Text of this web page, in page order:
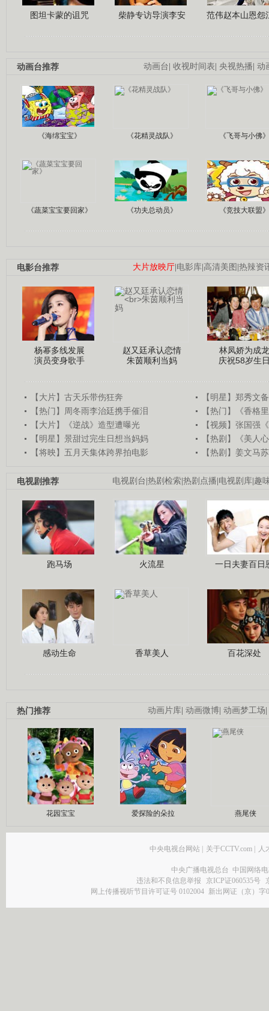
图坦卡蒙的诅咒 柴静专访导演李安 范伟赵本山恩怨
动画台| 收视时间表| 央视热播| 动
动画台推荐
《海绵宝宝》 《花精灵战队》 《飞哥与小佛》
《蔬菜宝宝要回家》 《功夫总动员》 《竞技大联盟》
大片放映厅|电影库|高清美图 |热辣资
电影台推荐
杨幂多线发展
演员变身歌手
赵又廷承认恋情
朱茵顺利当妈
林凤娇为成龙
庆祝58岁生
【大片】古天乐带伤狂奔
【明星】郑秀文
【热门】周冬雨李治廷携手催泪
【热门】《香格
【大片】《逆战》造型遭曝光
【视频】张国强
【明星】景甜过完生日想当妈妈
【热剧】《美人
【将映】五月天集体跨界拍电影
【热剧】姜文马
电视剧台|热剧检索|热剧点播|电视剧库|趣
电视剧推荐
跑马场 火流星 一日夫妻百日
感动生命 香草美人 百花深处
动画片库| 动画微博| 动画梦工场|
热门推荐
花园宝宝 爱探险的朵拉 燕尾侠
中央电视台网站 | 关于CCTV.com | 人
中央广播电视总台 中国网络
违法和不良信息举报
京ICP证060535号
网上传播视听节目许可证号 0102004 新出网证（京）